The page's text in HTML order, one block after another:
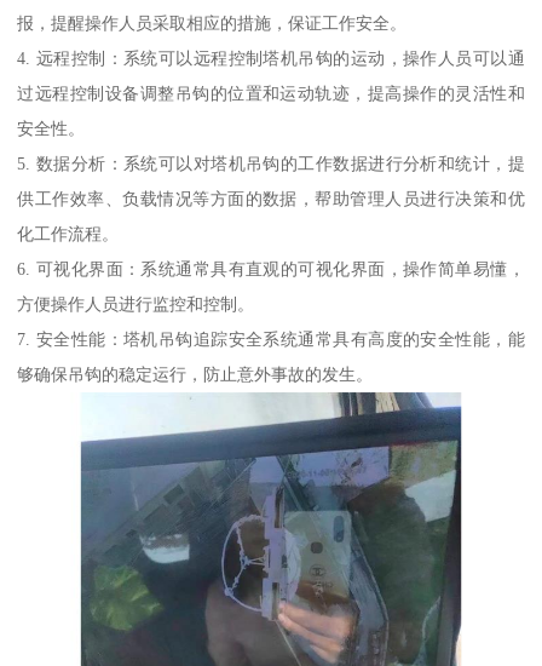
报，提醒操作人员采取相应的措施，保证工作安全。
4. 远程控制：系统可以远程控制塔机吊钩的运动，操作人员可以通
过远程控制设备调整吊钩的位置和运动轨迹，提高操作的灵活性和
安全性。
5. 数据分析：系统可以对塔机吊钩的工作数据进行分析和统计，提
供工作效率、负载情况等方面的数据，帮助管理人员进行决策和优
化工作流程。
6. 可视化界面：系统通常具有直观的可视化界面，操作简单易懂，
方便操作人员进行监控和控制。
7. 安全性能：塔机吊钩追踪安全系统通常具有高度的安全性能，能
够确保吊钩的稳定运行，防止意外事故的发生。